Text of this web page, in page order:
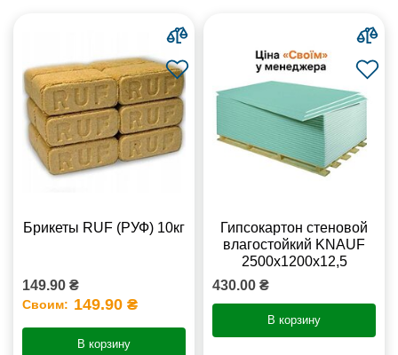
Брикеты RUF (РУФ) 10кг
149.90 ₴
Своим: 149.90 ₴
В корзину
Гипсокартон стеновой
влагостойкий KNAUF
2500х1200х12,5
430.00 ₴
В корзину